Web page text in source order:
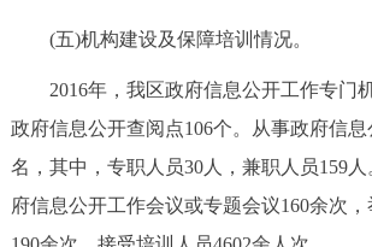
(五)机构建设及保障培训情况。
2016年，我区政府信息公开工作专门
政府信息公开查阅点106个。从事政府信
名，其中，专职人员30人，兼职人员159
府信息公开工作会议或专题会议160余次